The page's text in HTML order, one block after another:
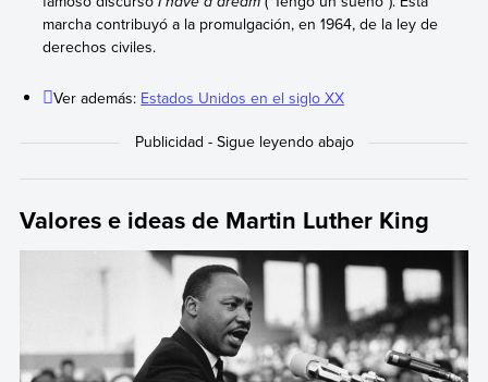
marcha contribuyó a la promulgación, en 1964, de la ley de
derechos civiles.
Ver además: Estados Unidos en el siglo XX
Valores e ideas de Martin Luther King